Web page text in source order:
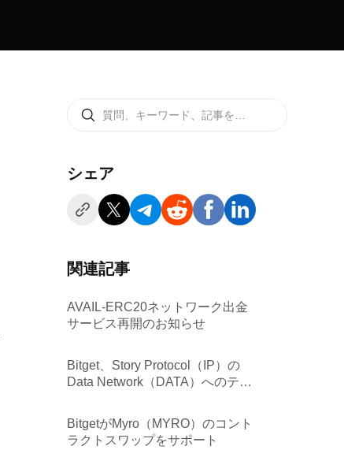
シェア
関連記事
AVAIL-ERC20ネットワーク出金
サービス再開のお知らせ
Bitget、Story Protocol（IP）の
Data Network（DATA）へのティ
BitgetがMyro（MYRO）のコント
ラクトスワップをサポート